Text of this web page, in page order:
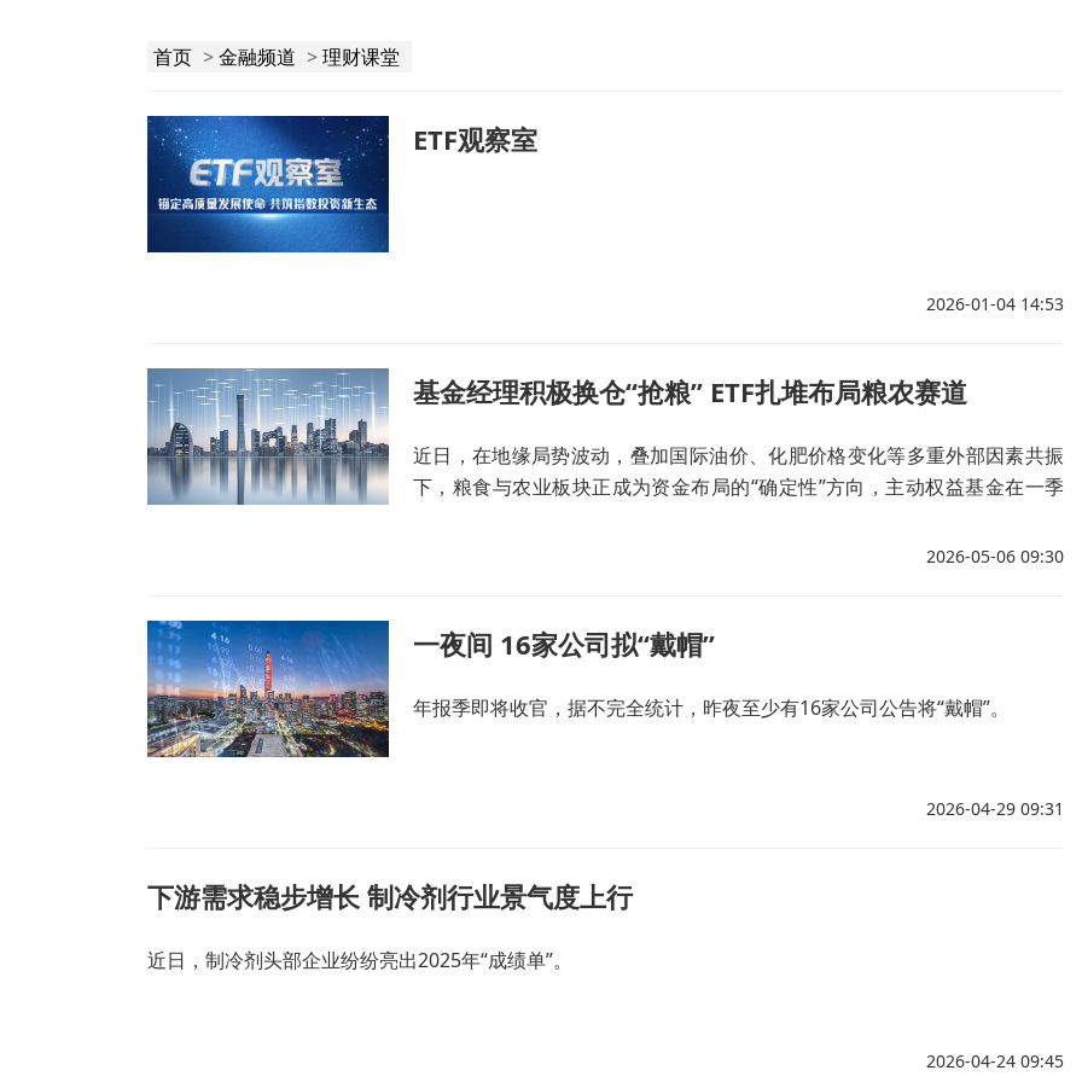
首页 >金融频道 >理财课堂
ETF观察室
2026-01-04 14:53
基金经理积极换仓“抢粮” ETF扎堆布局粮农赛道
近日，在地缘局势波动，叠加国际油价、化肥价格变化等多重外部因素共振
下，粮食与农业板块正成为资金布局的“确定性”方向，主动权益基金在一季
2026-05-06 09:30
一夜间 16家公司拟“戴帽”
年报季即将收官，据不完全统计，昨夜至少有16家公司公告将“戴帽”。
2026-04-29 09:31
下游需求稳步增长 制冷剂行业景气度上行
近日，制冷剂头部企业纷纷亮出2025年“成绩单”。
2026-04-24 09:45